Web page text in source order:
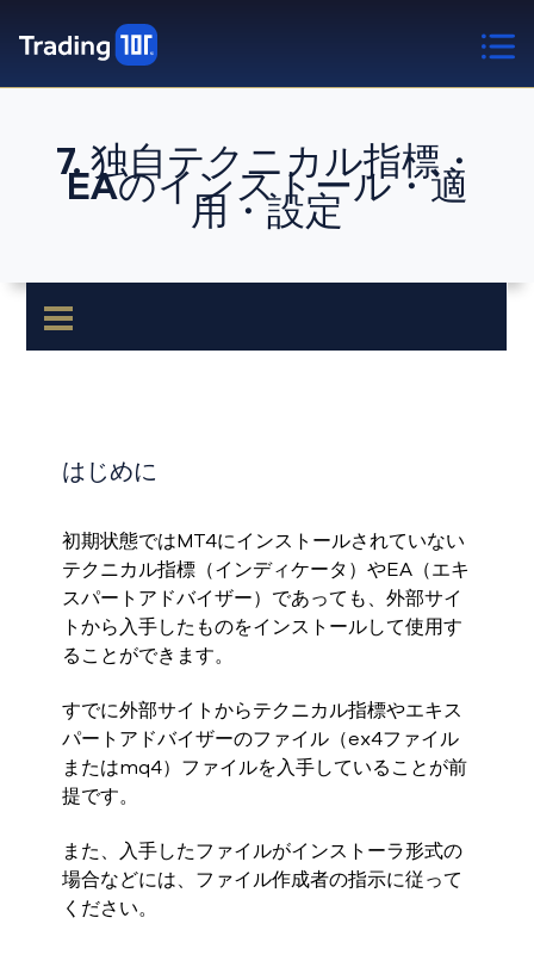
7. 独自テクニカル指標・
EAのインストール・適
用・設定
はじめに
初期状態ではMT4にインストールされていない
テクニカル指標（インディケータ）やEA（エキ
スパートアドバイザー）であっても、外部サイ
トから入手したものをインストールして使用す
ることができます。
すでに外部サイトからテクニカル指標やエキス
パートアドバイザーのファイル（ex4ファイル
またはmq4）ファイルを入手していることが前
提です。
また、入手したファイルがインストーラ形式の
場合などには、ファイル作成者の指示に従って
ください。